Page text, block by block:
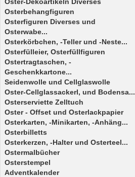
Osterbehangfiguren
Osterfiguren Diverses und
Osterwabe...
Osterkörbchen, -Teller und -Neste...
Osterfülleier, Osterfüllfiguren
Ostertragtaschen, -
Geschenkkartone...
Seidenwolle und Cellglaswolle
Oster-Cellglassackerl, und Bodensa...
Osterserviette Zelltuch
Oster - Offset und Osterlackpapier
Osterkarten, -Minikarten, -Anhäng...
Osterbilletts
Osterkerzen, -Halter und Osterteel...
Ostermalbücher
Osterstempel
Adventkalender